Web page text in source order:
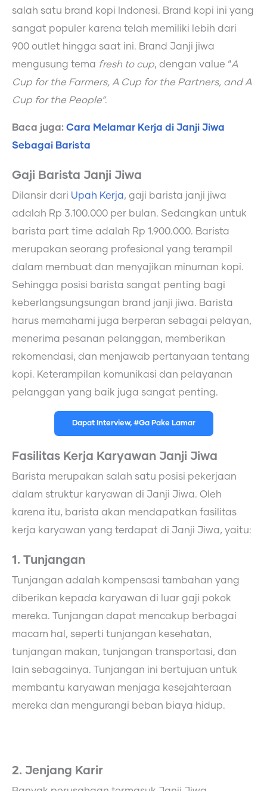
salah satu brand kopi Indonesi. Brand kopi ini yang
sangat populer karena telah memiliki lebih dari
900 outlet hingga saat ini. Brand Janji jiwa
mengusung tema fresh to cup, dengan value “A
Cup for the Farmers, A Cup for the Partners, and A
Cup for the People”.
Baca juga: Cara Melamar Kerja di Janji Jiwa
Sebagai Barista
Gaji Barista Janji Jiwa
Dilansir dari Upah Kerja, gaji barista janji jiwa
adalah Rp 3.100.000 per bulan. Sedangkan untuk
barista part time adalah Rp 1.900.000. Barista
merupakan seorang profesional yang terampil
dalam membuat dan menyajikan minuman kopi.
Sehingga posisi barista sangat penting bagi
keberlangsungsungan brand janji jiwa. Barista
harus memahami juga berperan sebagai pelayan,
menerima pesanan pelanggan, memberikan
rekomendasi, dan menjawab pertanyaan tentang
kopi. Keterampilan komunikasi dan pelayanan
pelanggan yang baik juga sangat penting.
Dapat Interview, #Ga Pake Lamar
Fasilitas Kerja Karyawan Janji Jiwa
Barista merupakan salah satu posisi pekerjaan
dalam struktur karyawan di Janji Jiwa. Oleh
karena itu, barista akan mendapatkan fasilitas
kerja karyawan yang terdapat di Janji Jiwa, yaitu:
1. Tunjangan
Tunjangan adalah kompensasi tambahan yang
diberikan kepada karyawan di luar gaji pokok
mereka. Tunjangan dapat mencakup berbagai
macam hal, seperti tunjangan kesehatan,
tunjangan makan, tunjangan transportasi, dan
lain sebagainya. Tunjangan ini bertujuan untuk
membantu karyawan menjaga kesejahteraan
mereka dan mengurangi beban biaya hidup.
2. Jenjang Karir